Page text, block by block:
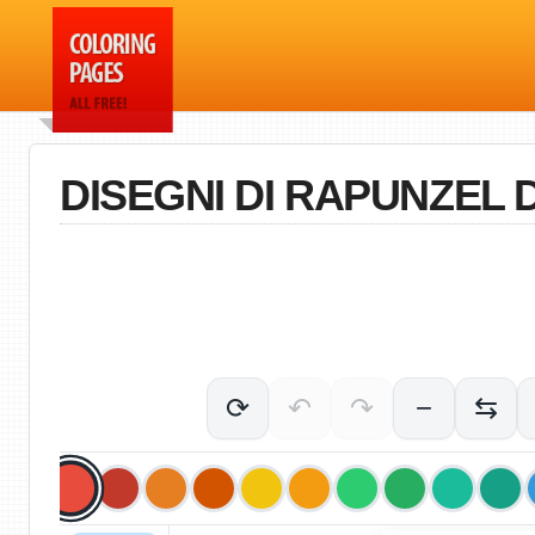
DISEGNI DI RAPUNZEL